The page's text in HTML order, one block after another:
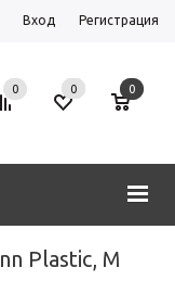
Вход Регистрация
0 0 0
Plastic, M